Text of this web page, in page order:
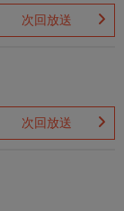
次回放送
次回放送